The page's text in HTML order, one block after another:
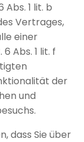
1 lit. b
Vertrages,
einer
Abs. 1 lit. f
der
und
dass Sie über